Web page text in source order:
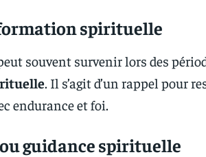
spirituelle
souvent survenir lors des
. Il s’agit d’un rappel pour
endurance et foi.
guidance spirituelle